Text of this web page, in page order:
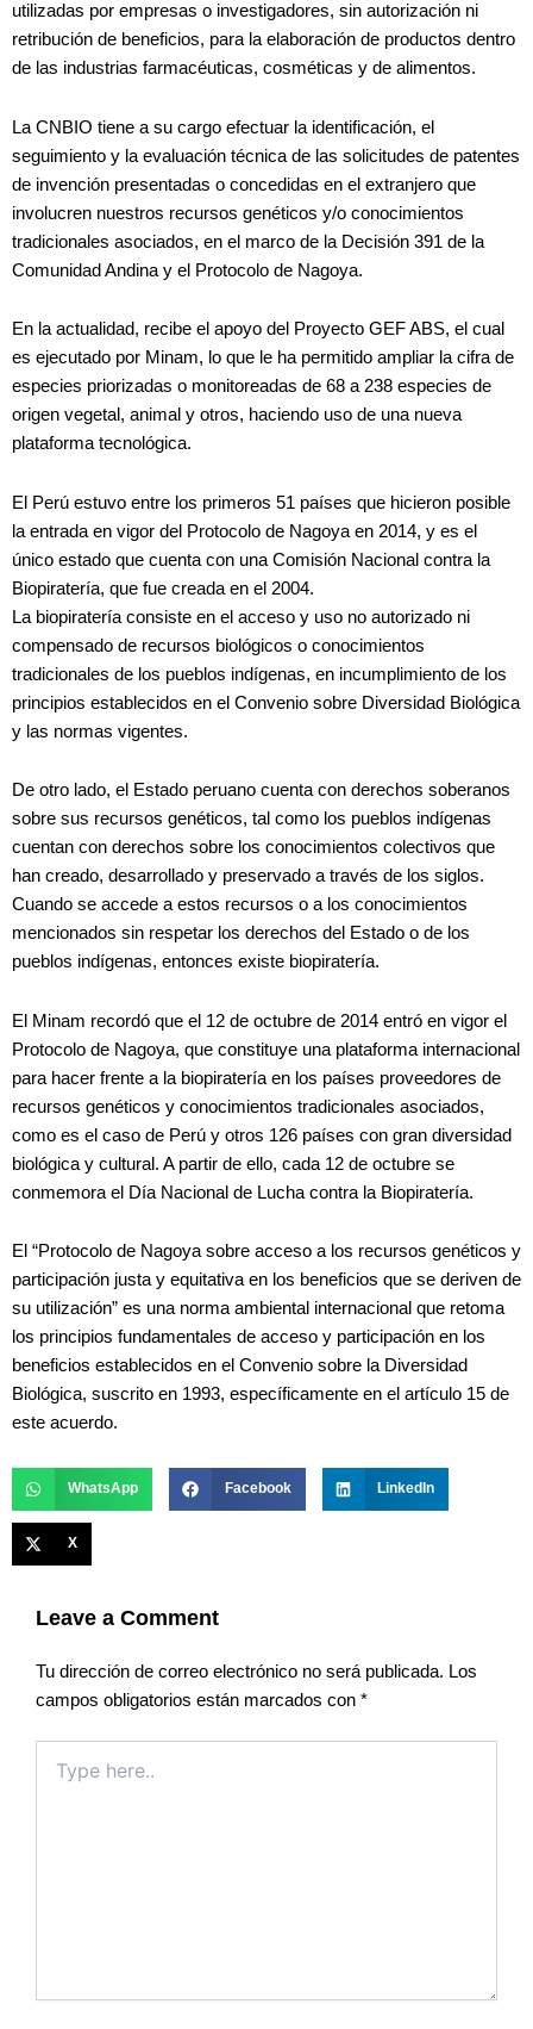
utilizadas por empresas o investigadores, sin autorización ni
retribución de beneficios, para la elaboración de productos dentro
de las industrias farmacéuticas, cosméticas y de alimentos.
La CNBIO tiene a su cargo efectuar la identificación, el
seguimiento y la evaluación técnica de las solicitudes de patentes
de invención presentadas o concedidas en el extranjero que
involucren nuestros recursos genéticos y/o conocimientos
tradicionales asociados, en el marco de la Decisión 391 de la
Comunidad Andina y el Protocolo de Nagoya.
En la actualidad, recibe el apoyo del Proyecto GEF ABS, el cual
es ejecutado por Minam, lo que le ha permitido ampliar la cifra de
especies priorizadas o monitoreadas de 68 a 238 especies de
origen vegetal, animal y otros, haciendo uso de una nueva
plataforma tecnológica.
El Perú estuvo entre los primeros 51 países que hicieron posible
la entrada en vigor del Protocolo de Nagoya en 2014, y es el
único estado que cuenta con una Comisión Nacional contra la
Biopiratería, que fue creada en el 2004.
La biopiratería consiste en el acceso y uso no autorizado ni
compensado de recursos biológicos o conocimientos
tradicionales de los pueblos indígenas, en incumplimiento de los
principios establecidos en el Convenio sobre Diversidad Biológica
y las normas vigentes.
De otro lado, el Estado peruano cuenta con derechos soberanos
sobre sus recursos genéticos, tal como los pueblos indígenas
cuentan con derechos sobre los conocimientos colectivos que
han creado, desarrollado y preservado a través de los siglos.
Cuando se accede a estos recursos o a los conocimientos
mencionados sin respetar los derechos del Estado o de los
pueblos indígenas, entonces existe biopiratería.
El Minam recordó que el 12 de octubre de 2014 entró en vigor el
Protocolo de Nagoya, que constituye una plataforma internacional
para hacer frente a la biopiratería en los países proveedores de
recursos genéticos y conocimientos tradicionales asociados,
como es el caso de Perú y otros 126 países con gran diversidad
biológica y cultural. A partir de ello, cada 12 de octubre se
conmemora el Día Nacional de Lucha contra la Biopiratería.
El “Protocolo de Nagoya sobre acceso a los recursos genéticos y
participación justa y equitativa en los beneficios que se deriven de
su utilización” es una norma ambiental internacional que retoma
los principios fundamentales de acceso y participación en los
beneficios establecidos en el Convenio sobre la Diversidad
Biológica, suscrito en 1993, específicamente en el artículo 15 de
este acuerdo.
WhatsApp Facebook LinkedIn
X
Leave a Comment
Tu dirección de correo electrónico no será publicada. Los
campos obligatorios están marcados con *
here..